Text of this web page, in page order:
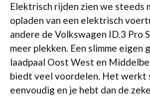
Elektrisch rijden zien we steeds
opladen van een elektrisch
andere de Volkswagen ID.3 Pro
meer plekken. Een slimme eigen
laadpaal Oost West en
biedt veel voordelen. Het werkt
eenvoudig en je hebt dan de